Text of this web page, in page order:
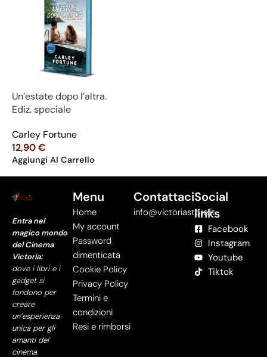
Un’estate dopo l’altra.
Ediz. speciale
Carley Fortune
12,90€
Aggiungi Al Carrello
Entra nel
magico mondo
del Cinema
Victoria:
dove i libri e i
gadget si
fondono per
creare
un’esperienza
unica per gli
amanti del
cinema.
Menu
Home
My account
Password
dimenticata
Cookie Policy
Privacy Policy
Termini e
condizioni
Resi e rimborsi
Contattaci
info@victoriastore.it
Social
links
Facebook
Instagram
Youtube
Tiktok